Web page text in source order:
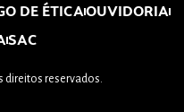
DE ÉTICAOUVIDORIA
SAC
direitos reservados.